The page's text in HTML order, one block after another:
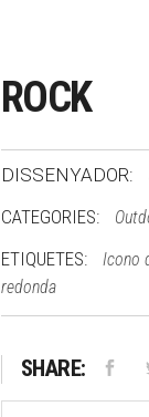
ROCK
DISSENYADOR:
CATEGORIES:
ETIQUETES: Icono
redonda
SHARE: